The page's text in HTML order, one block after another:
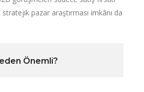
pazar araştırması imkânı da
Önemli?